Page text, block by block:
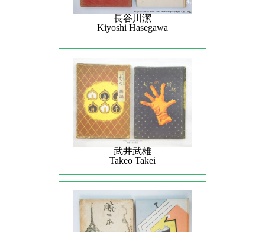
長谷川潔
Kiyoshi Hasegawa
武井武雄
Takeo Takei